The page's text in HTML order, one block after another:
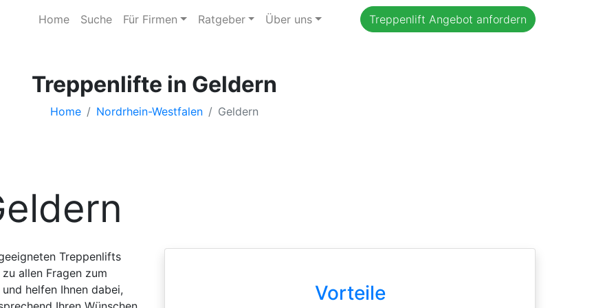
Home Suche Für Firmen Ratgeber Über uns Treppenlift Angebot anfordern
Treppenlifte in Geldern
Home Nordrhein-Westfalen Geldern
Treppenlifts
allen Fragen zum
helfen Ihnen dabei,
Vorteile